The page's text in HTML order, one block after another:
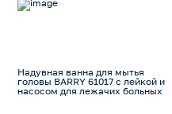
Надувная ванна для мытья
головы BARRY 61017 с лейкой и
насосом для лежачих больных